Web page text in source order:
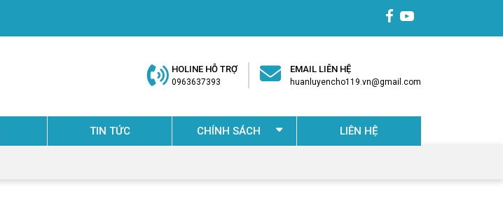
HOLINE HỖ TRỢ
0963637393​
EMAIL LIÊN HỆ
huanluyencho119.vn@gmail.com
TIN TỨC CHÍNH SÁCH LIÊN HỆ